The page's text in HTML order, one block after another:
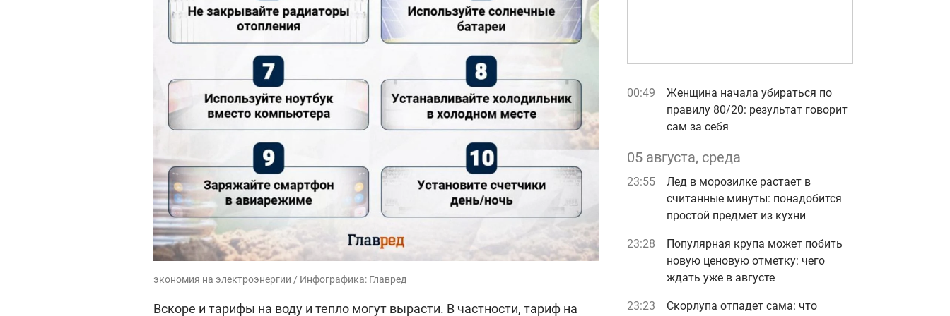
экономия на электроэнергии / Инфографика: Главред
Вскоре и тарифы на воду и тепло могут вырасти. В частности, тариф на
00:49
Женщина начала убираться по
правилу 80/20: результат говорит
сам за себя
05 августа, среда
23:55
Лед в морозилке растает в
считанные минуты: понадобится
простой предмет из кухни
23:28
Популярная крупа может побить
новую ценовую отметку: чего
ждать уже в августе
23:23 Скорлупа отпадет сама: что